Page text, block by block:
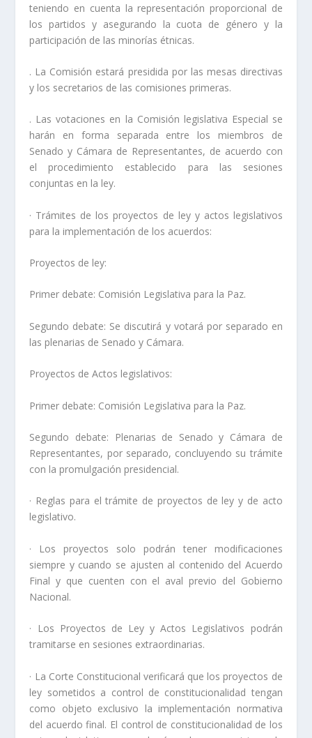
teniendo en cuenta la representación proporcional de
los partidos y asegurando la cuota de género y la
participación de las minorías étnicas.
. La Comisión estará presidida por las mesas directivas
y los secretarios de las comisiones primeras.
. Las votaciones en la Comisión legislativa Especial se
harán en forma separada entre los miembros de
Senado y Cámara de Representantes, de acuerdo con
el procedimiento establecido para las sesiones
conjuntas en la ley.
· Trámites de los proyectos de ley y actos legislativos
para la implementación de los acuerdos:
Proyectos de ley:
Primer debate: Comisión Legislativa para la Paz.
Segundo debate: Se discutirá y votará por separado en
las plenarias de Senado y Cámara.
Proyectos de Actos legislativos:
Primer debate: Comisión Legislativa para la Paz.
Segundo debate: Plenarias de Senado y Cámara de
Representantes, por separado, concluyendo su trámite
con la promulgación presidencial.
· Reglas para el trámite de proyectos de ley y de acto
legislativo.
· Los proyectos solo podrán tener modificaciones
siempre y cuando se ajusten al contenido del Acuerdo
Final y que cuenten con el aval previo del Gobierno
Nacional.
· Los Proyectos de Ley y Actos Legislativos podrán
tramitarse en sesiones extraordinarias.
· La Corte Constitucional verificará que los proyectos de
ley sometidos a control de constitucionalidad tengan
como objeto exclusivo la implementación normativa
del acuerdo final. El control de constitucionalidad de los